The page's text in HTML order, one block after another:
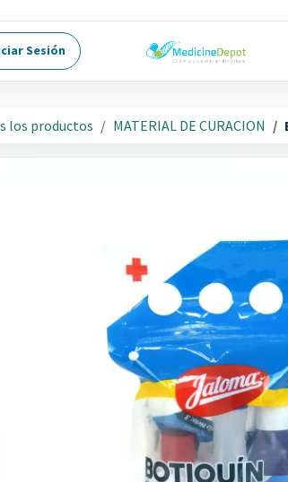
Sesión
los productos MATERIAL DE CURACION